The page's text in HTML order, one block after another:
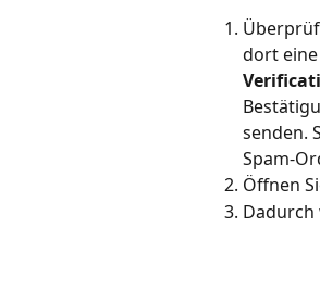
dort
senden.
Spam-
Öffnen
Dadurch